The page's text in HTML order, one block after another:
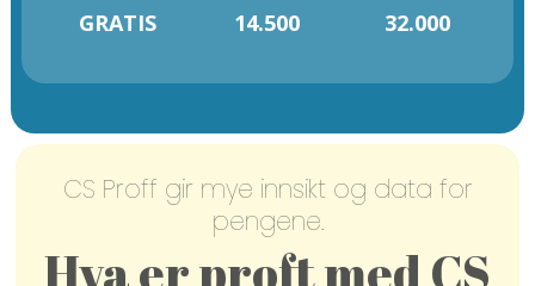
GRATIS 14.500 32.000
CS Proff gir mye innsikt og data for
pengene.
Hva er proft med CS